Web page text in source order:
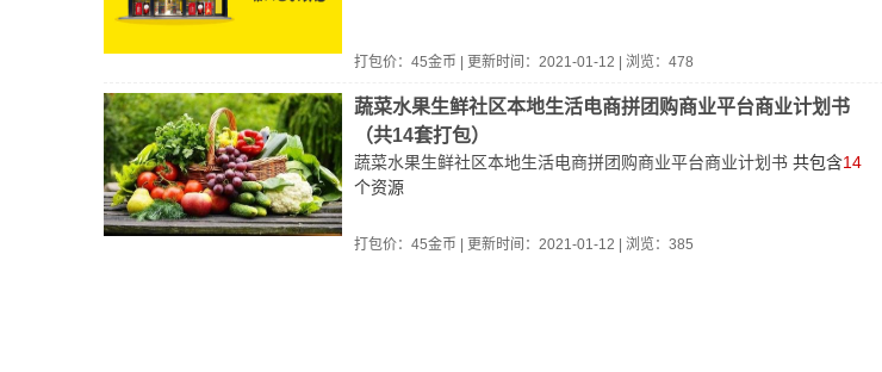
打包价： 45金币 | 更新时间： 2021-01-12 | 浏览：478
蔬菜水果生鲜社区本地生活电商拼团购商业平台商业计划书
（共14套打包）
蔬菜水果生鲜社区本地生活电商拼团购商业平台商业计划书 共包含14
个资源
打包价： 45金币 | 更新时间： 2021-01-12 | 浏览：385